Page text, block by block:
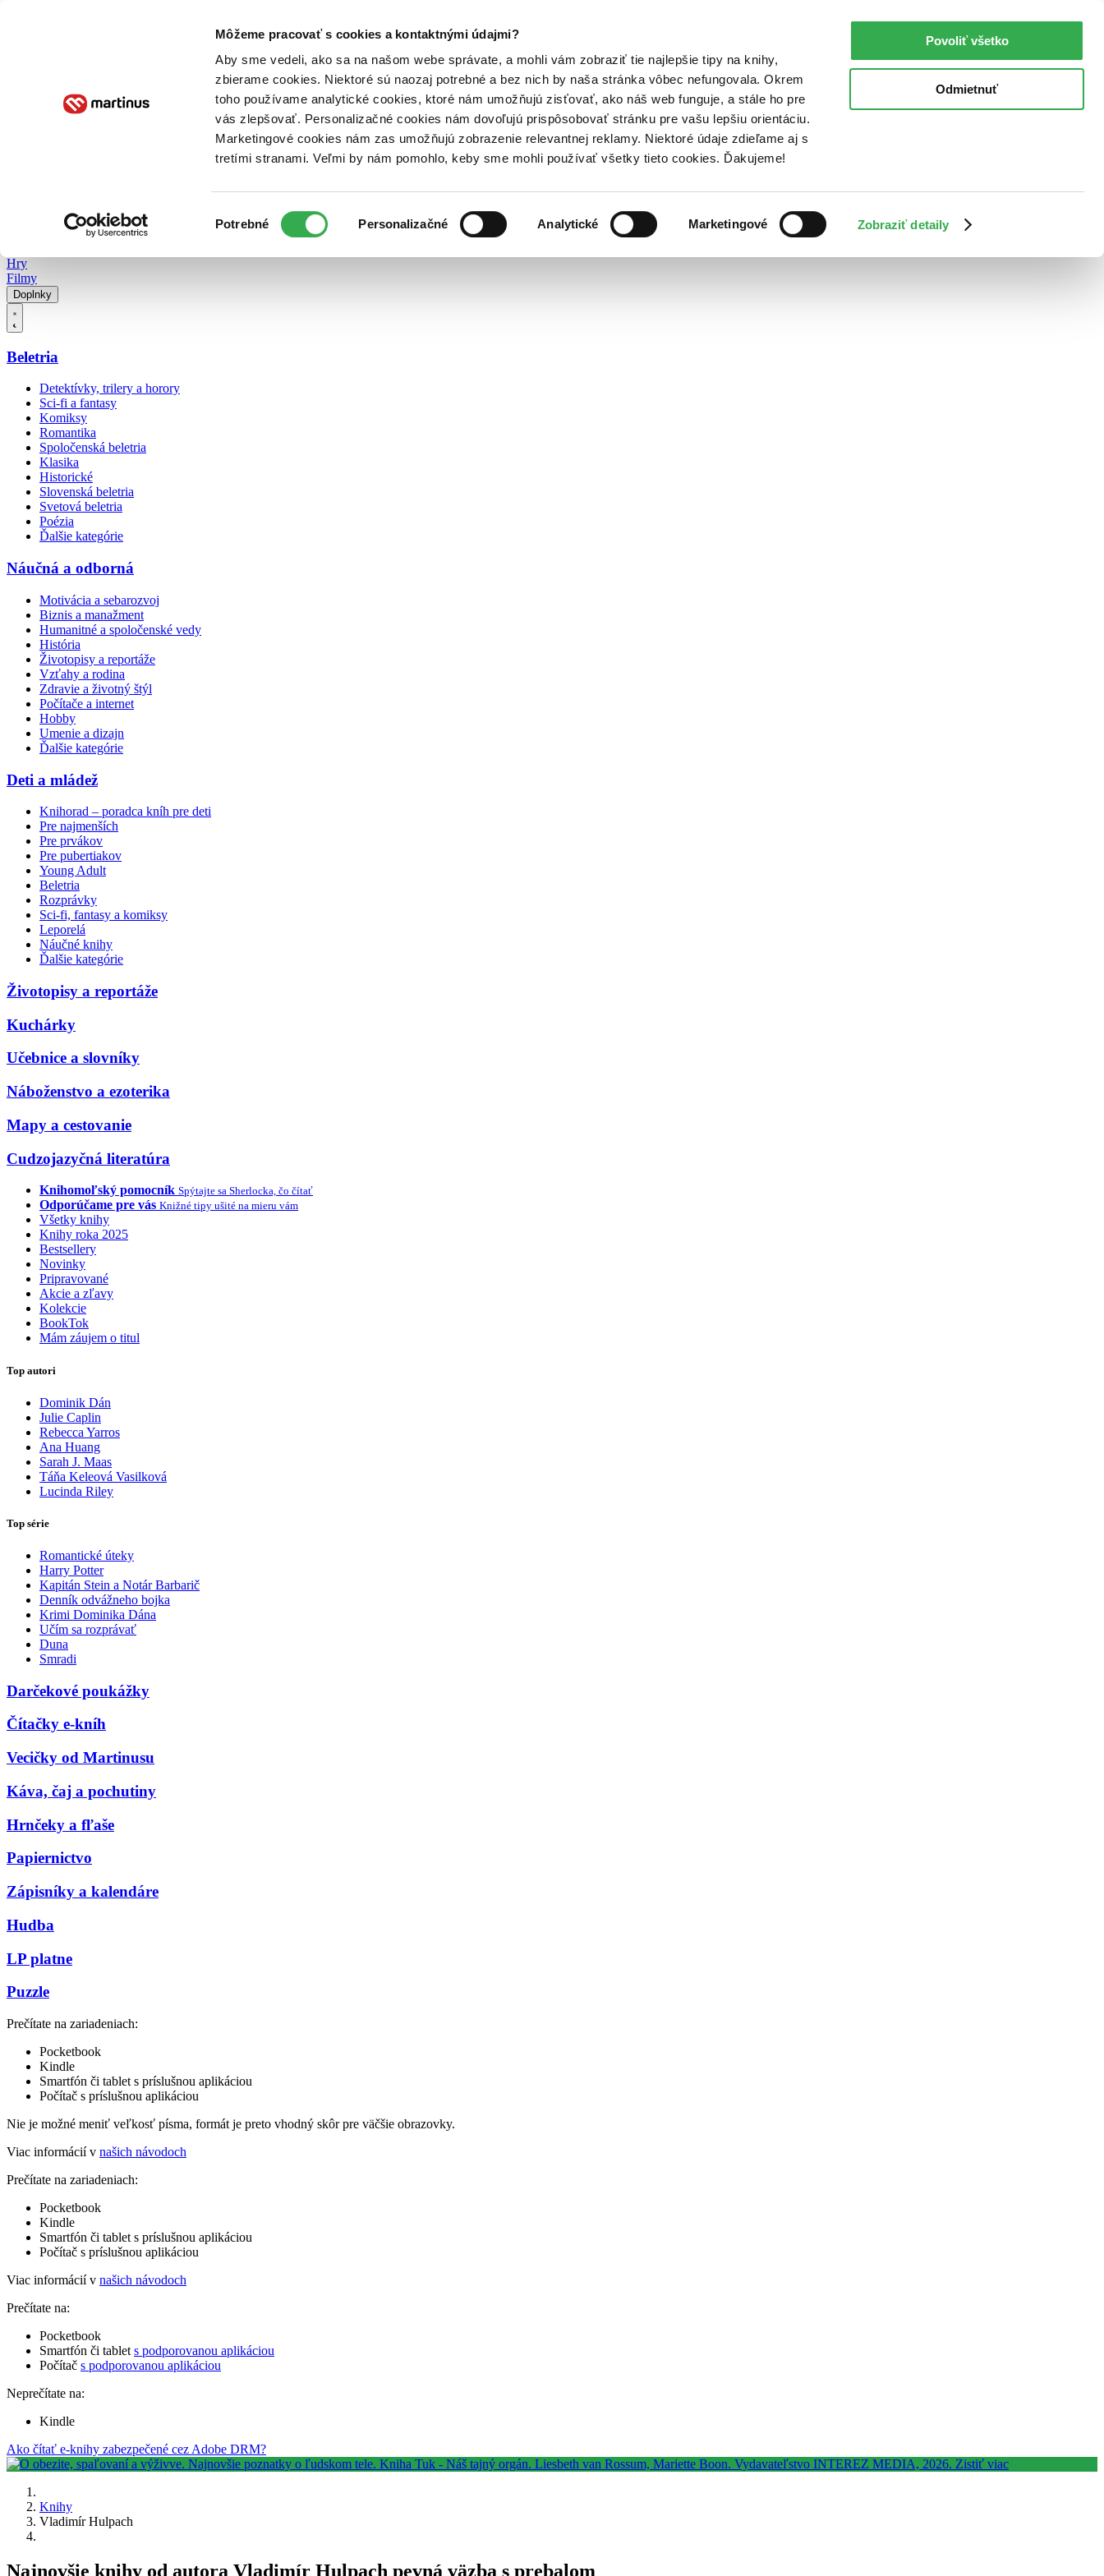
Môžeme pracovať s cookies a kontaktnými údajmi?
Aby sme vedeli, ako sa na našom webe správate, a mohli vám zobraziť tie najlepšie tipy na knihy,
zbierame cookies. Niektoré sú naozaj potrebné a bez nich by naša stránka vôbec nefungovala. Okrem
toho používame analytické cookies, ktoré nám umožňujú zisťovať, ako náš web funguje, a stále ho pre
vás zlepšovať. Personalizačné cookies nám dovoľujú prispôsobovať stránku pre vašu lepšiu orientáciu.
Marketingové cookies nám zas umožňujú zobrazenie relevantnej reklamy. Niektoré údaje zdieľame aj s
tretími stranami. Veľmi by nám pomohlo, keby sme mohli používať všetky tieto cookies. Ďakujeme!
súhlasu
Potrebné Personalizačné Analytické Marketingové Zobraziť detaily
Povoliť všetko
Odmietnuť
Poukážky Kontakt
Hry
Filmy
Doplnky
Beletria
Detektívky, trilery a horory
Sci-fi a fantasy
Komiksy
Romantika
Spoločenská beletria
Klasika
Historické
Slovenská beletria
Svetová beletria
Poézia
Ďalšie kategórie
Náučná a odborná
Motivácia a sebarozvoj
Biznis a manažment
Humanitné a spoločenské vedy
História
Životopisy a reportáže
Vzťahy a rodina
Zdravie a životný štýl
Počítače a internet
Hobby
Umenie a dizajn
Ďalšie kategórie
Deti a mládež
Knihorad – poradca kníh pre deti
Pre najmenších
Pre prvákov
Pre pubertiakov
Young Adult
Beletria
Rozprávky
Sci-fi, fantasy a komiksy
Leporelá
Náučné knihy
Ďalšie kategórie
Životopisy a reportáže
Kuchárky
Učebnice a slovníky
Náboženstvo a ezoterika
Mapy a cestovanie
Cudzojazyčná literatúra
Knihomoľský pomocník Spýtajte sa Sherlocka, čo čítať
Odporúčame pre vás Knižné tipy ušité na mieru vám
Všetky knihy
Knihy roka 2025
Bestsellery
Novinky
Pripravované
Akcie a zľavy
Kolekcie
BookTok
Mám záujem o titul
Top autori
Dominik Dán
Julie Caplin
Rebecca Yarros
Ana Huang
Sarah J. Maas
Táňa Keleová Vasilková
Lucinda Riley
Top série
Romantické úteky
Harry Potter
Kapitán Stein a Notár Barbarič
Denník odvážneho bojka
Krimi Dominika Dána
Učím sa rozprávať
Duna
Smradi
Darčekové poukážky
Čítačky e-kníh
Vecičky od Martinusu
Káva, čaj a pochutiny
Hrnčeky a fľaše
Papiernictvo
Zápisníky a kalendáre
Hudba
LP platne
Puzzle
Prečítate na zariadeniach:
Pocketbook
Kindle
Smartfón či tablet s príslušnou aplikáciou
Počítač s príslušnou aplikáciou
Nie je možné meniť veľkosť písma, formát je preto vhodný skôr pre väčšie obrazovky.
Viac informácií v našich návodoch
Prečítate na zariadeniach:
Pocketbook
Kindle
Smartfón či tablet s príslušnou aplikáciou
Počítač s príslušnou aplikáciou
Viac informácií v našich návodoch
Prečítate na:
Pocketbook
Smartfón či tablet s podporovanou aplikáciou
Počítač s podporovanou aplikáciou
Neprečítate na:
Kindle
Ako čítať e-knihy zabezpečené cez Adobe DRM?
Knihy
Vladimír Hulpach
Najnovšie knihy od autora Vladimír Hulpach pevná väzba s prebalom